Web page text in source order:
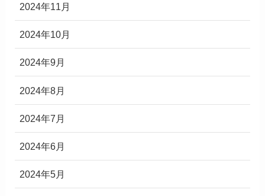
2024年11月
2024年10月
2024年9月
2024年8月
2024年7月
2024年6月
2024年5月